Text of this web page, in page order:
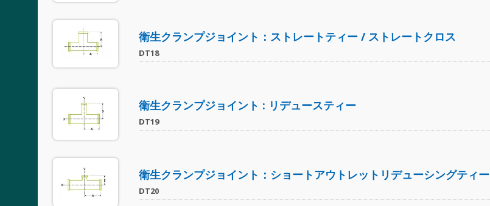
衛生クランプジョイント：ストレートティー / ストレートクロス
DT18
衛生クランプジョイント : リデュースティー
DT19
衛生クランプジョイント：ショートアウトレットリデューシングティー
DT20